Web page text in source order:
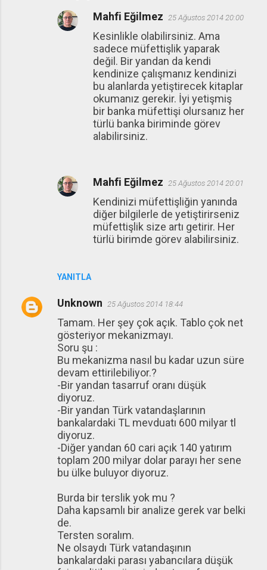
YANITLA
Mahfi Eğilmez 25 Ağustos 2014 20:00
Kesinlikle olabilirsiniz. Ama
sadece müfettişlik yaparak
değil. Bir yandan da kendi
kendinize çalışmanız kendinizi
bu alanlarda yetiştirecek kitaplar
okumanız gerekir. İyi yetişmiş
bir banka müfettişi olursanız her
türlü banka biriminde görev
alabilirsiniz.
Mahfi Eğilmez 25 Ağustos 2014 20:01
Kendinizi müfettişliğin yanında
diğer bilgilerle de yetiştirirseniz
müfettişlik size artı getirir. Her
türlü birimde görev alabilirsiniz.
Unknown 25 Ağustos 2014 18:44
Tamam. Her şey çok açık. Tablo çok net
gösteriyor mekanizmayı.
Soru şu :
Bu mekanizma nasıl bu kadar uzun süre
devam ettirilebiliyor.?
-Bir yandan tasarruf oranı düşük
diyoruz.
-Bir yandan Türk vatandaşlarının
bankalardaki TL mevduatı 600 milyar tl
diyoruz.
-Diğer yandan 60 cari açık 140 yatırım
toplam 200 milyar dolar parayı her sene
bu ülke buluyor diyoruz.
Burda bir terslik yok mu ?
Daha kapsamlı bir analize gerek var belki
de.
Tersten soralım.
Ne olsaydı Türk vatandaşının
bankalardaki parası yabancılara düşük